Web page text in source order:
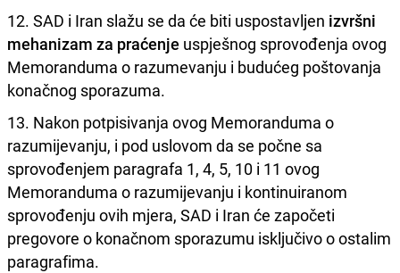
12. SAD i Iran slažu se da će biti uspostavljen izvršni
mehanizam za praćenje uspješnog sprovođenja ovog
Memoranduma o razumevanju i budućeg poštovanja
konačnog sporazuma.
13. Nakon potpisivanja ovog Memoranduma o
razumijevanju, i pod uslovom da se počne sa
sprovođenjem paragrafa 1, 4, 5, 10 i 11 ovog
Memoranduma o razumijevanju i kontinuiranom
sprovođenju ovih mjera, SAD i Iran će započeti
pregovore o konačnom sporazumu isključivo o ostalim
paragrafima.